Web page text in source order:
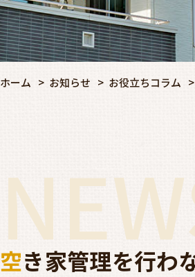
ホーム お知らせ お役立ちコラム
空き家管理を行